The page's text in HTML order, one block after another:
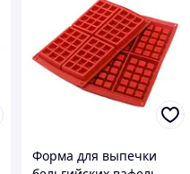
Форма для выпечки